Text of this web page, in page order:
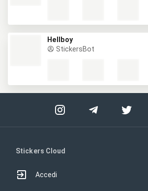
Hellboy
StickersBot
Stickers Cloud
Accedi